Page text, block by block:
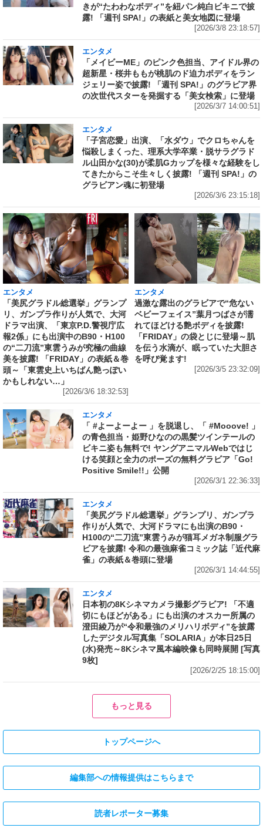
きが“たわわなボディ”を紐パン純白ビキニで披
露! 「週刊 SPA!」の表紙と美女地図に登場
[2026/3/8 23:18:57]
エンタメ
「メイビーME」のピンク色担当、アイドル界の
超新星・桜井ももが桃肌のド迫力ボディをラン
ジェリー姿で披露! 「週刊 SPA!」のグラビア界
の次世代スターを発掘する「美女検索」に登場
[2026/3/7 14:00:51]
エンタメ
「子宮恋愛」出演、「水ダウ」でクロちゃんを
悩殺しまくった、理系大学卒業・脱サラグラド
ル山田かな(30)が柔肌Gカップを様々な経験をし
てきたからこそ生々しく披露! 「週刊 SPA!」の
グラビアン魂に初登場
[2026/3/6 23:15:18]
エンタメ
「美尻グラドル総選挙」グランプ
リ、ガンプラ作りが人気で、大河
ドラマ出演、「東京P.D.警視庁広
報2係」にも出演中のB90・H100
の“二刀流”東雲うみが究極の曲線
美を披露! 「FRIDAY」の表紙＆巻
頭～「東雲史上いちばん艶っぽい
かもしれない…」
[2026/3/6 18:32:53]
エンタメ
過激な露出のグラビアで“危ない
ベビーフェイス”葉月つばさが濡
れてほどける艶ボディを披露!
「FRIDAY」の袋とじに登場～肌
を伝う水滴が、眠っていた大胆さ
を呼び覚ます!
[2026/3/5 23:32:09]
エンタメ
「 #よーよーよー 」を脱退し、「 #Mooove! 」
の青色担当・姫野ひなのの黒髪ツインテールの
ビキニ姿も無料で! ヤングアニマルWebではじ
ける笑顔と全力のポーズの無料グラビア「Go!
Positive Smile!!」公開
[2026/3/1 22:36:33]
エンタメ
「美尻グラドル総選挙」グランプリ、ガンプラ
作りが人気で、大河ドラマにも出演のB90・
H100の“二刀流”東雲うみが猫耳メガネ制服グラ
ビアを披露! 令和の最強麻雀コミック誌「近代麻
雀」の表紙＆巻頭に登場
[2026/3/1 14:44:55]
エンタメ
日本初の8Kシネマカメラ撮影グラビア! 「不適
切にもほどがある」にも出演のオスカー所属の
澄田綾乃が“令和最強のメリハリボディ”を披露
したデジタル写真集「SOLARIA」が本日25日
(水)発売～8Kシネマ風本編映像も同時展開 [写真
9枚]
[2026/2/25 18:15:00]
もっと見る
トップページへ
編集部への情報提供はこちらまで
読者レポーター募集